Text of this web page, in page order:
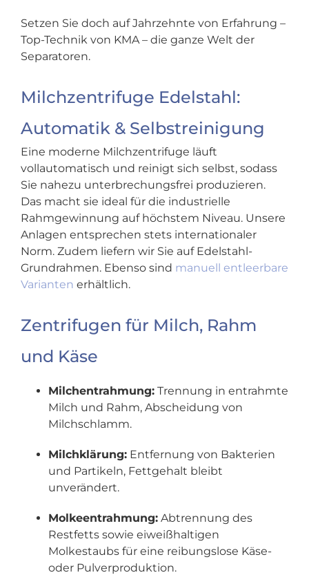
Setzen Sie doch auf Jahrzehnte von Erfahrung –
Top-Technik von KMA – die ganze Welt der
Separatoren.
Milchzentrifuge Edelstahl:
Automatik & Selbstreinigung
Eine moderne Milchzentrifuge läuft
vollautomatisch und reinigt sich selbst, sodass
Sie nahezu unterbrechungsfrei produzieren.
Das macht sie ideal für die industrielle
Rahmgewinnung auf höchstem Niveau. Unsere
Anlagen entsprechen stets internationaler
Norm. Zudem liefern wir Sie auf Edelstahl-
Grundrahmen. Ebenso sind manuell entleerbare
Varianten erhältlich.
Zentrifugen für Milch, Rahm
und Käse
Milchentrahmung: Trennung in entrahmte
Milch und Rahm, Abscheidung von
Milchschlamm.
Milch­klärung: Entfernung von Bakterien
und Partikeln, Fettgehalt bleibt
unverändert.
Molke­entrahmung: Abtrennung des
Restfetts sowie eiweißhaltigen
Molkestaubs für eine reibungslose Käse-
oder Pulverproduktion.